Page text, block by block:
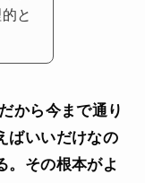
と
から今まで通り
ばいいだけなの
。その根本がよ